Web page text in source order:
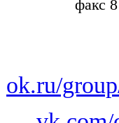
факс
ok.ru/